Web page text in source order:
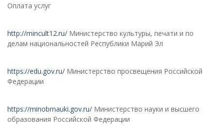
Оплата услуг
http://mincult12.ru/ Министерство культуры, печати и по
делам национальностей Республики Марий Эл
https://edu.gov.ru/ Министерство просвещения Российской
Федерации
https://minobrnauki.gov.ru/ Министерство науки и высшего
образования Российской Федерации